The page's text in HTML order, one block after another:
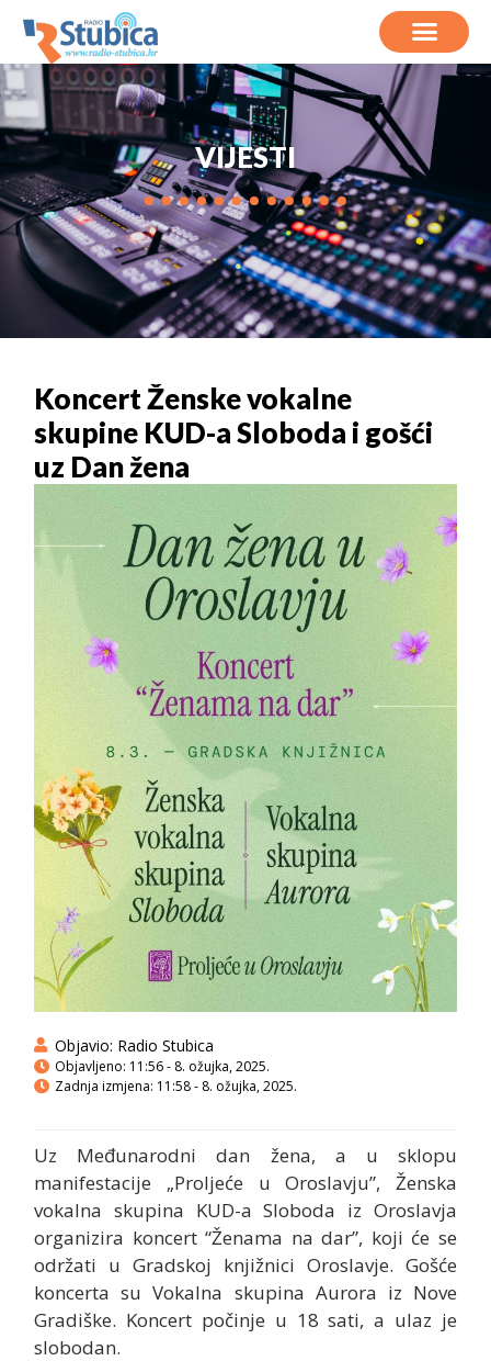
VIJESTI
Koncert Ženske vokalne
skupine KUD-a Sloboda i gošći
uz Dan žena
Objavio: Radio Stubica
Objavljeno: 11:56 - 8. ožujka, 2025.
Zadnja izmjena: 11:58 - 8. ožujka, 2025.
Uz Međunarodni dan žena, a u sklopu
manifestacije „Proljeće u Oroslavju”, Ženska
vokalna skupina KUD-a Sloboda iz Oroslavja
organizira koncert “Ženama na dar”, koji će se
održati u Gradskoj knjižnici Oroslavje. Gošće
koncerta su Vokalna skupina Aurora iz Nove
Gradiške. Koncert počinje u 18 sati, a ulaz je
slobodan.